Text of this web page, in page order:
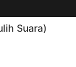
Suara)